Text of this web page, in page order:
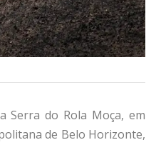
Serra do Rola Moça, em
de Belo Horizonte,